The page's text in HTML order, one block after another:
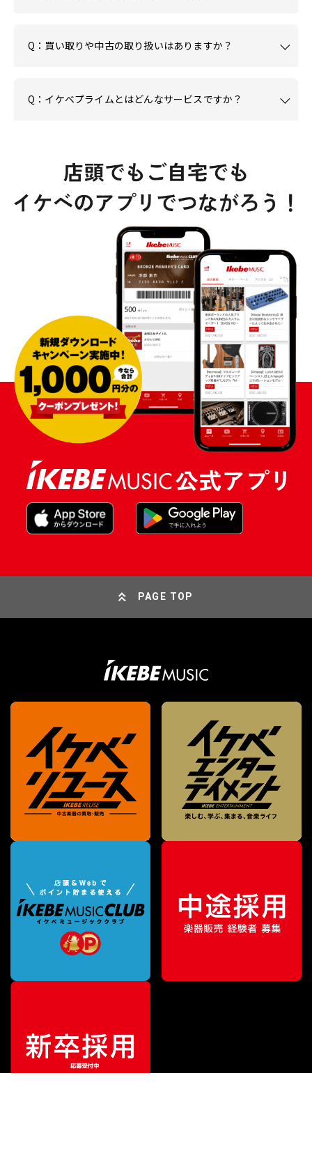
販売価格¥86,130（税込）
Q：買い取りや中古の取り扱いはありますか？
Q：イケベプライムとはどんなサービスですか？
PAGE TOP